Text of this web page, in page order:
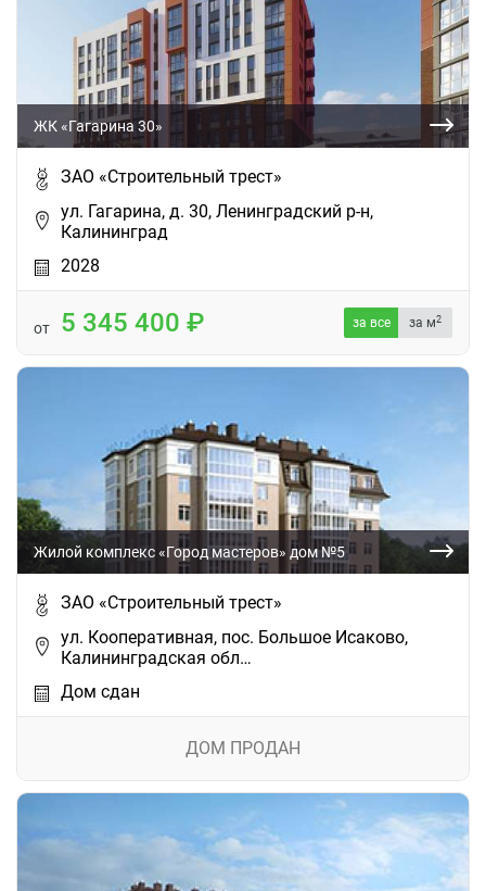
ЖК «Гагарина 30»
ЗАО «Строительный трест»
ул. Гагарина, д. 30, Ленинградский р-н,
Калининград
2028
от 5 345 400 за все за м2
Жилой комплекс «Город мастеров» дом №5
ЗАО «Строительный трест»
ул. Кооперативная, пос. Большое Исаково,
Калининградская обл…
Дом сдан
ДОМ ПРОДАН